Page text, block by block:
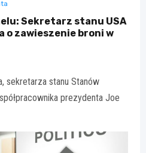
Sekretarz stanu USA
zawieszenie broni w
sekretarza stanu Stanów
prezydenta Joe